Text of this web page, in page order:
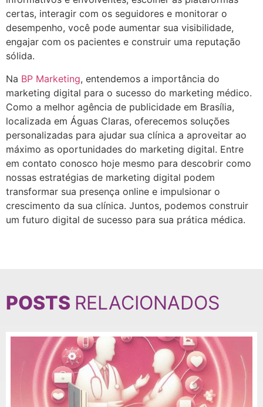
certas, interagir com os seguidores e monitorar o
desempenho, você pode aumentar sua visibilidade,
engajar com os pacientes e construir uma reputação
sólida.
Na BP Marketing, entendemos a importância do
marketing digital para o sucesso do marketing médico.
Como a melhor agência de publicidade em Brasília,
localizada em Águas Claras, oferecemos soluções
personalizadas para ajudar sua clínica a aproveitar ao
máximo as oportunidades do marketing digital. Entre
em contato conosco hoje mesmo para descobrir como
nossas estratégias de marketing digital podem
transformar sua presença online e impulsionar o
crescimento da sua clínica. Juntos, podemos construir
um futuro digital de sucesso para sua prática médica.
POSTS RELACIONADOS